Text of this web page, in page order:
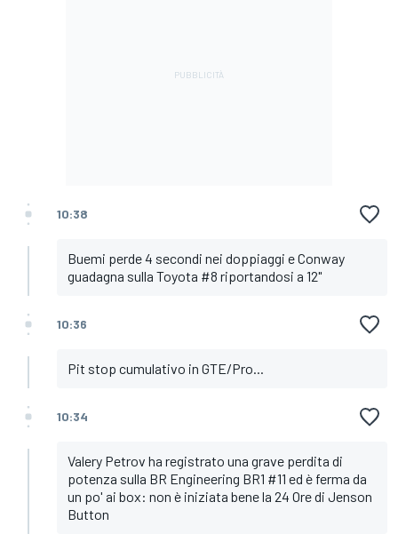
10:38
Buemi perde 4 secondi nei doppiaggi e Conway
guadagna sulla Toyota #8 riportandosi a 12"
10:36
Pit stop cumulativo in GTE/Pro...
10:34
Valery Petrov ha registrato una grave perdita di
potenza sulla BR Engineering BR1 #11 ed è ferma da
un po' ai box: non è iniziata bene la 24 Ore di Jenson
Button